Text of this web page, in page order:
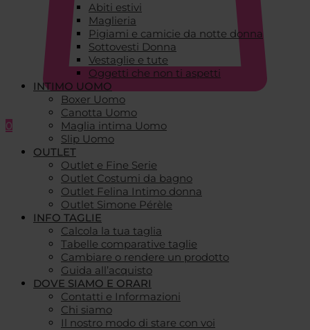
0
Abiti estivi
Maglieria
Pigiami e camicie da notte donna
Sottovesti Donna
Vestaglie e tute
Oggetti che non ti aspetti
INTIMO UOMO
Boxer Uomo
Canotta Uomo
Maglia intima Uomo
Slip Uomo
OUTLET
Outlet e Fine Serie
Outlet Costumi da bagno
Outlet Felina Intimo donna
Outlet Simone Pérèle
INFO TAGLIE
Calcola la tua taglia
Tabelle comparative taglie
Cambiare o rendere un prodotto
Guida all’acquisto
DOVE SIAMO E ORARI
Contatti e Informazioni
Chi siamo
Il nostro modo di stare con voi